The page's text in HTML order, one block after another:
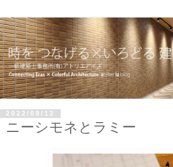
2022/08/12
ニーシモネとラミー